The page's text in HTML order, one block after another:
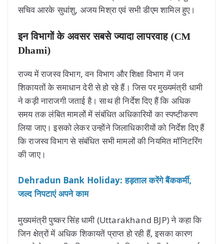
सचिव आरके सुधांशु, अजय मिश्रा एवं सभी डीएम शामिल हुए।
इन विभागों के अवसर सबसे ज्यादा लापरवाह (CM
Dhami)
राज्य में राजस्व विभाग, वन विभाग और शिक्षा विभाग में जन
शिकायतों के समाधान देरी से हो रहे हैं। जिस पर मुख्यमंत्री धामी
ने कड़ी नाराजगी जताई है। साथ ही निर्देश दिए हैं कि अधिक
समय तक लंबित मामलों में संबंधित अधिकारियों का स्पष्टीकरण
लिया जाए। इसको लेकर उन्होंने जिलाधिकारीयों को निर्देश दिए हैं
कि राजस्व विभाग से संबंधित सभी मामलों की नियमित मॉनिटरिंग
की जाए।
Dehradun Bank Holiday: हड़ताल करेंगे बैंककर्मी,
जल्द निपटाएं अपने काम
मुख्यमंत्री पुष्कर सिंह धामी (Uttarakhand BJP) ने कहा कि
जिन क्षेत्रों में अधिक शिकायतें प्राप्त हो रही हैं, इसका कारण